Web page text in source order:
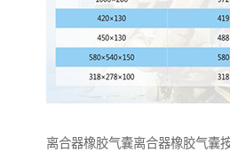
离合器橡胶气囊离合器橡胶气囊